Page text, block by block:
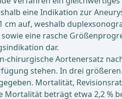
eine Indikation zur
cm auf, weshalb
eine rasche
dar.
chirurgische Aortenersatz
stehen. In drei größeren
Mortalität,
Mortalität beträgt etwa 2,2 %